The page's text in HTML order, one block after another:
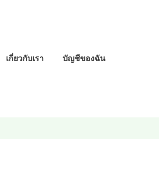
เกี่ยวกับเรา บัญชีของฉัน